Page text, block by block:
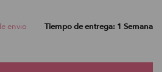
envio Tiempo de entrega: 1 Semana